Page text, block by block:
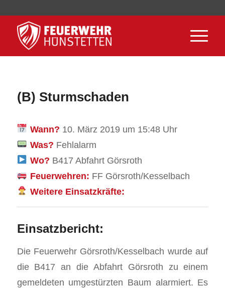
(B) Sturmschaden
Wann? 10. März 2019 um 15:48 Uhr
Was? Fehlalarm
Wo? B417 Abfahrt Görsroth
Feuerwehren: FF Görsroth/Kesselbach
Weitere Einsatzkräfte:
Einsatzbericht:
Die Feuerwehr Görsroth/Kesselbach wurde auf
die B417 an die Abfahrt Görsroth zu einem
gemeldeten umgestürzten Baum alarmiert. Es